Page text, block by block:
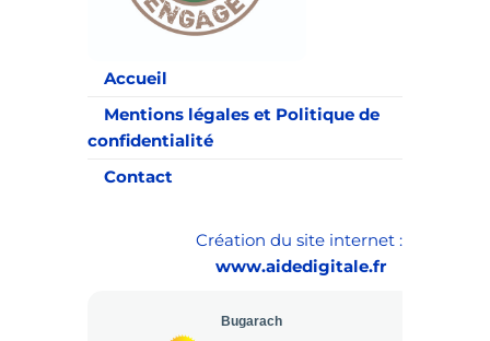
Accueil
Mentions légales et Politique de
confidentialité
Contact
Création du site internet :
www.aidedigitale.fr